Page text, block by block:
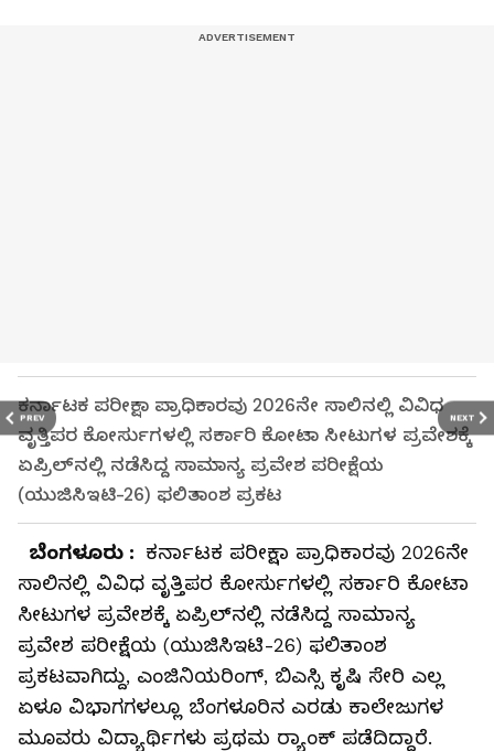
PREV NEXT
ಕರ್ನಾಟಕ ಪರೀಕ್ಷಾ ಪ್ರಾಧಿಕಾರವು 2026ನೇ ಸಾಲಿನಲ್ಲಿ ವಿವಿಧ
ವೃತ್ತಿಪರ ಕೋರ್ಸುಗಳಲ್ಲಿ ಸರ್ಕಾರಿ ಕೋಟಾ ಸೀಟುಗಳ ಪ್ರವೇಶಕ್ಕೆ
ಏಪ್ರಿಲ್‌ನಲ್ಲಿ ನಡೆಸಿದ್ದ ಸಾಮಾನ್ಯ ಪ್ರವೇಶ ಪರೀಕ್ಷೆಯ
(ಯುಜಿಸಿಇಟಿ-26) ಫಲಿತಾಂಶ ಪ್ರಕಟ
ಬೆಂಗಳೂರು : ಕರ್ನಾಟಕ ಪರೀಕ್ಷಾ ಪ್ರಾಧಿಕಾರವು 2026ನೇ
ಸಾಲಿನಲ್ಲಿ ವಿವಿಧ ವೃತ್ತಿಪರ ಕೋರ್ಸುಗಳಲ್ಲಿ ಸರ್ಕಾರಿ ಕೋಟಾ
ಸೀಟುಗಳ ಪ್ರವೇಶಕ್ಕೆ ಏಪ್ರಿಲ್‌ನಲ್ಲಿ ನಡೆಸಿದ್ದ ಸಾಮಾನ್ಯ
ಪ್ರವೇಶ ಪರೀಕ್ಷೆಯ (ಯುಜಿಸಿಇಟಿ-26) ಫಲಿತಾಂಶ
ಪ್ರಕಟವಾಗಿದ್ದು, ಎಂಜಿನಿಯರಿಂಗ್‌, ಬಿಎಸ್ಸಿ ಕೃಷಿ ಸೇರಿ ಎಲ್ಲ
ಏಳೂ ವಿಭಾಗಗಳಲ್ಲೂ ಬೆಂಗಳೂರಿನ ಎರಡು ಕಾಲೇಜುಗಳ
ಮೂವರು ವಿದ್ಯಾರ್ಥಿಗಳು ಪ್ರಥಮ ರ್‍ಯಾಂಕ್‌ ಪಡೆದಿದ್ದಾರೆ.